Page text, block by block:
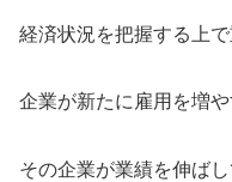
経済状況を把握する上
企業が新たに雇用を増や
その企業が業績を伸ば